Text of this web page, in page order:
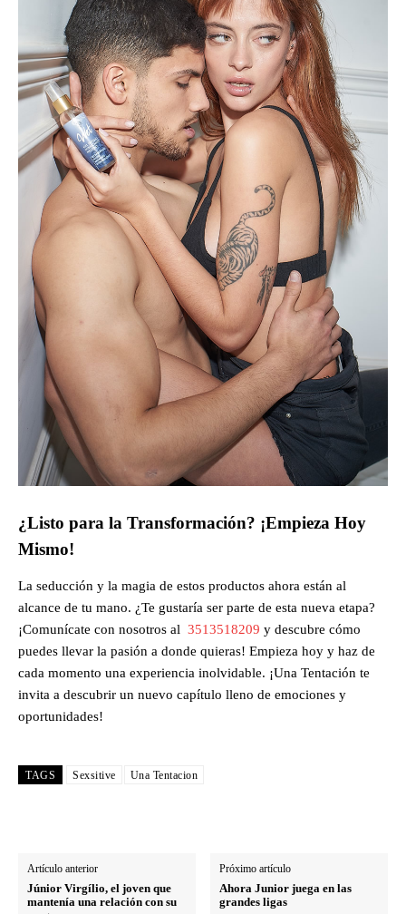
¿Listo para la Transformación? ¡Empieza Hoy
Mismo!
La seducción y la magia de estos productos ahora están al
alcance de tu mano. ¿Te gustaría ser parte de esta nueva etapa?
¡Comunícate con nosotros al 3513518209 y descubre cómo
puedes llevar la pasión a donde quieras! Empieza hoy y haz de
cada momento una experiencia inolvidable. ¡Una Tentación te
invita a descubrir un nuevo capítulo lleno de emociones y
oportunidades!
TAGS Sexsitive Una Tentacion
Artículo anterior
Júnior Virgílio, el joven que
mantenía una relación con su
Próximo artículo
Ahora Junior juega en las
grandes ligas